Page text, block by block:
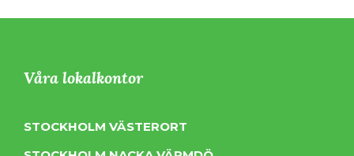
Våra lokalkontor
STOCKHOLM VÄSTERORT